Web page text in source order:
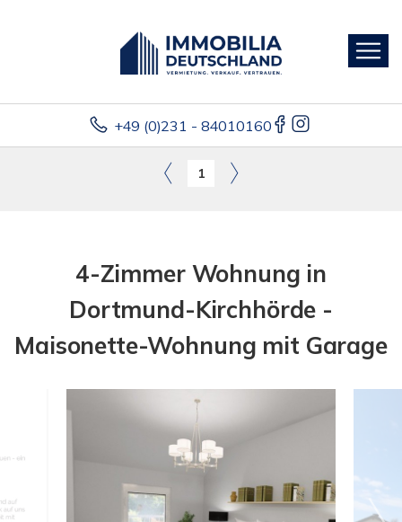
+49 (0)231 - 84010160
1
4-Zimmer Wohnung in
Dortmund-Kirchhörde -
Maisonette-Wohnung mit Garage